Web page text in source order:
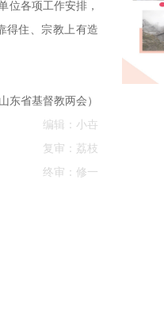
位各项工作安排，
得住、宗教上有造
东省基督教两会）
编辑：小卋
复审：荔枝
终审：修一